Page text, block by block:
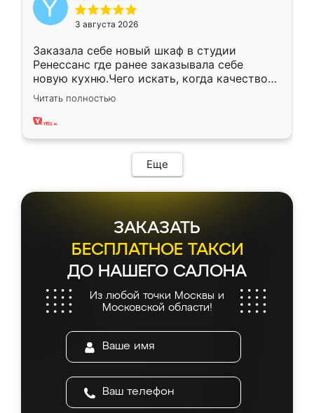
3 августа 2026
Заказала себе новый шкаф в студии
Ренессанс где ранее заказывала себе
новую кухню.Чего искать, когда качеством
вполне довольна. Служит кухня уже почти
два года, нареканий нет.
Читать полностью
Еще
ЗАКАЗАТЬ
БЕСПЛАТНОЕ ТАКСИ
ДО НАШЕГО САЛОНА
Из любой точки Москвы и
Московской области!